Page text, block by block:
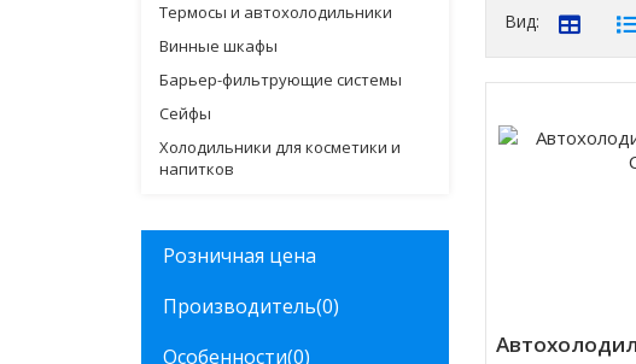
Термосы и автохолодильники
Винные шкафы
Барьер-фильтрующие системы
Сейфы
Холодильники для косметики и
напитков
Розничная цена
Производитель(0)
Особенности(0)
Вид: